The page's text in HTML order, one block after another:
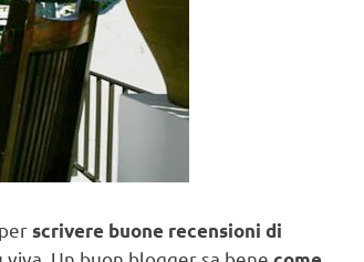
scrivere buone recensioni di